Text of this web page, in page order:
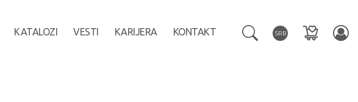
KATALOZI VESTI KARIJERA KONTAKT SRB